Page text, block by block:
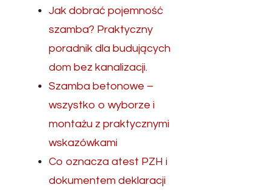
Jak dobrać pojemność
szamba? Praktyczny
poradnik dla budujących
dom bez kanalizacji.
Szamba betonowe –
wszystko o wyborze i
montażu z praktycznymi
wskazówkami
Co oznacza atest PZH i
dokumentem deklaracji